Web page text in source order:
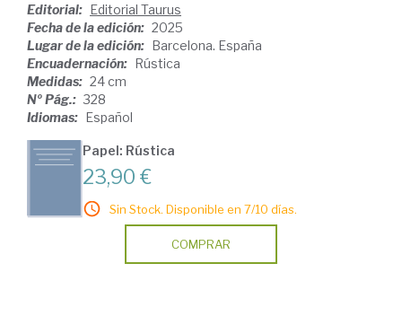
Editorial: Editorial Taurus
Fecha de la edición: 2025
Lugar de la edición: Barcelona. España
Encuadernación: Rústica
Medidas: 24 cm
Nº Pág.: 328
Idiomas: Español
Papel: Rústica
23,90 €
Sin Stock. Disponible en 7/10 días.
COMPRAR